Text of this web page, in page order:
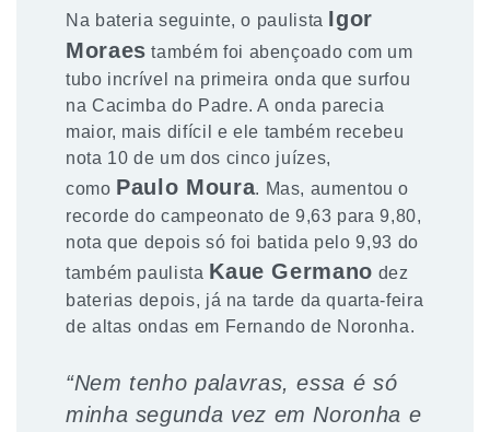
Na bateria seguinte, o paulista Igor
Moraes também foi abençoado com um
tubo incrível na primeira onda que surfou
na Cacimba do Padre. A onda parecia
maior, mais difícil e ele também recebeu
nota 10 de um dos cinco juízes,
como Paulo Moura. Mas, aumentou o
recorde do campeonato de 9,63 para 9,80,
nota que depois só foi batida pelo 9,93 do
também paulista Kaue Germano dez
baterias depois, já na tarde da quarta-feira
de altas ondas em Fernando de Noronha.
“Nem tenho palavras, essa é só
minha segunda vez em Noronha e